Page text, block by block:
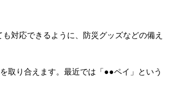
対応できるように、防災グッズなどの備え
取り合えます。最近では「●●ペイ」という